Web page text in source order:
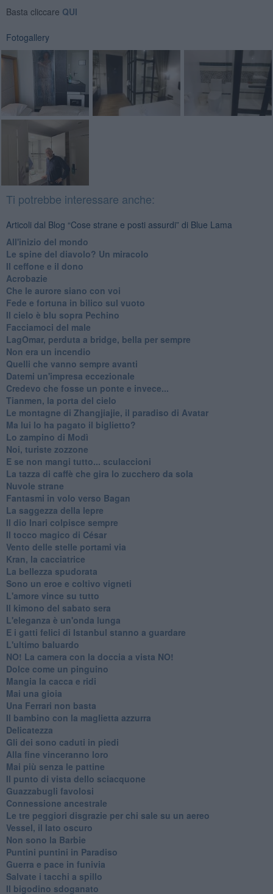
Basta cliccare QUI
Fotogallery
Ti potrebbe interessare anche:
Articoli dal Blog “Cose strane e posti assurdi” di Blue Lama
All'inizio del mondo
Le spine del diavolo? Un miracolo
Il ceffone e il dono
Acrobazie
Che le aurore siano con voi
Fede e fortuna in bilico sul vuoto
Il cielo è blu sopra Pechino
Facciamoci del male
LagOmar, perduta a bridge, bella per sempre
Non era un incendio
Quelli che vanno sempre avanti
Datemi un'impresa eccezionale
Credevo che fosse un ponte e invece...
Tianmen, la porta del cielo
Le montagne di Zhangjiajie, il paradiso di Avatar
Ma lui lo ha pagato il biglietto?
Lo zampino di Modì
Noi, turiste zozzone
E se non mangi tutto... sculaccioni
La tazza di caffè che gira lo zucchero da sola
Nuvole strane
Fantasmi in volo verso Bagan
La saggezza della lepre
Il dio Inari colpisce sempre
Il tocco magico di César
Vento delle stelle portami via
Kran, la cacciatrice
La bellezza spudorata
Sono un eroe e coltivo vigneti
L'amore vince su tutto
Il kimono del sabato sera
L'eleganza è un'onda lunga
E i gatti felici di Istanbul stanno a guardare
L'ultimo baluardo
NO! La camera con la doccia a vista NO!
Dolce come un pinguino
Mangia la cacca e ridi
Mai una gioia
Una Ferrari non basta
Il bambino con la maglietta azzurra
Delicatezza
Gli dei sono caduti in piedi
Alla fine vinceranno loro
Mai più senza le pattine
Il punto di vista dello sciacquone
Guazzabugli favolosi
Connessione ancestrale
Le tre peggiori disgrazie per chi sale su un aereo
Vessel, il lato oscuro
Non sono la Barbie
Puntini puntini in Paradiso
Guerra e pace in funivia
Salvate i tacchi a spillo
Il bigodino sdoganato